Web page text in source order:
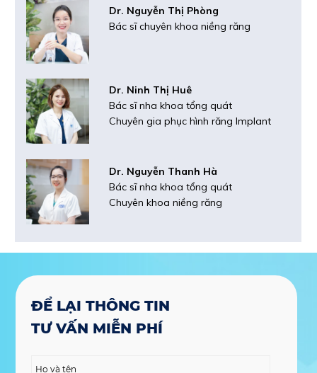
Dr. Nguyễn Thị Phòng
Bác sĩ chuyên khoa niềng răng
Dr. Ninh Thị Huê
Bác sĩ nha khoa tổng quát
Chuyên gia phục hình răng Implant
Dr. Nguyễn Thanh Hà
Bác sĩ nha khoa tổng quát
Chuyên khoa niềng răng
ĐỂ LẠI THÔNG TIN
TƯ VẤN MIỄN PHÍ